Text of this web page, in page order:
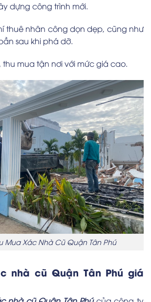
dựng công trình mới.
thuê nhân công dọn dẹp, cũng như
sau khi phá dỡ.
mua tận nơi với mức giá cao.
Mua Xác Nhà Cũ Quận Tân Phú
nhà cũ Quận Tân Phú giá